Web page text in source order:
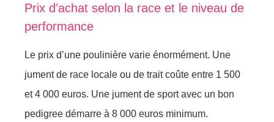
Prix d’achat selon la race et le niveau de
performance
Le prix d’une poulinière varie énormément. Une
jument de race locale ou de trait coûte entre 1 500
et 4 000 euros. Une jument de sport avec un bon
pedigree démarre à 8 000 euros minimum.